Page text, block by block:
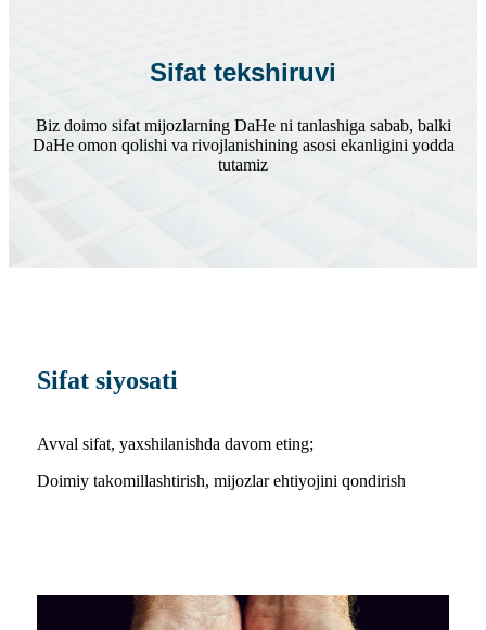
Sifat tekshiruvi
Biz doimo sifat mijozlarning DaHe ni tanlashiga sabab, balki
DaHe omon qolishi va rivojlanishining asosi ekanligini yodda
tutamiz
Sifat siyosati
Avval sifat, yaxshilanishda davom eting;
Doimiy takomillashtirish, mijozlar ehtiyojini qondirish